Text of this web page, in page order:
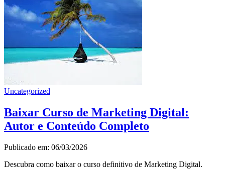
Uncategorized
Baixar Curso de Marketing Digital:
Autor e Conteúdo Completo
Publicado em: 06/03/2026
Descubra como baixar o curso definitivo de Marketing Digital.